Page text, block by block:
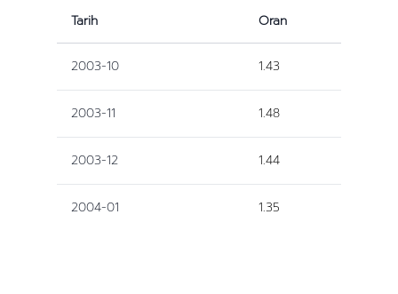
Tarih Oran
2003-10 1.43
2003-11 1.48
2003-12 1.44
2004-01 1.35